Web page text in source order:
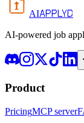
AIAPPLYD
AI-powered job
Product
PricingMCP server